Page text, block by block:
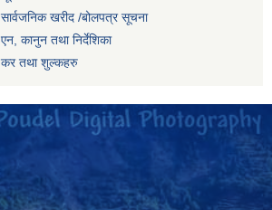
सार्वजनिक खरीद /बोलपत्र सूचना
एन, कानुन तथा निर्देशिका
कर तथा शुल्कहरु